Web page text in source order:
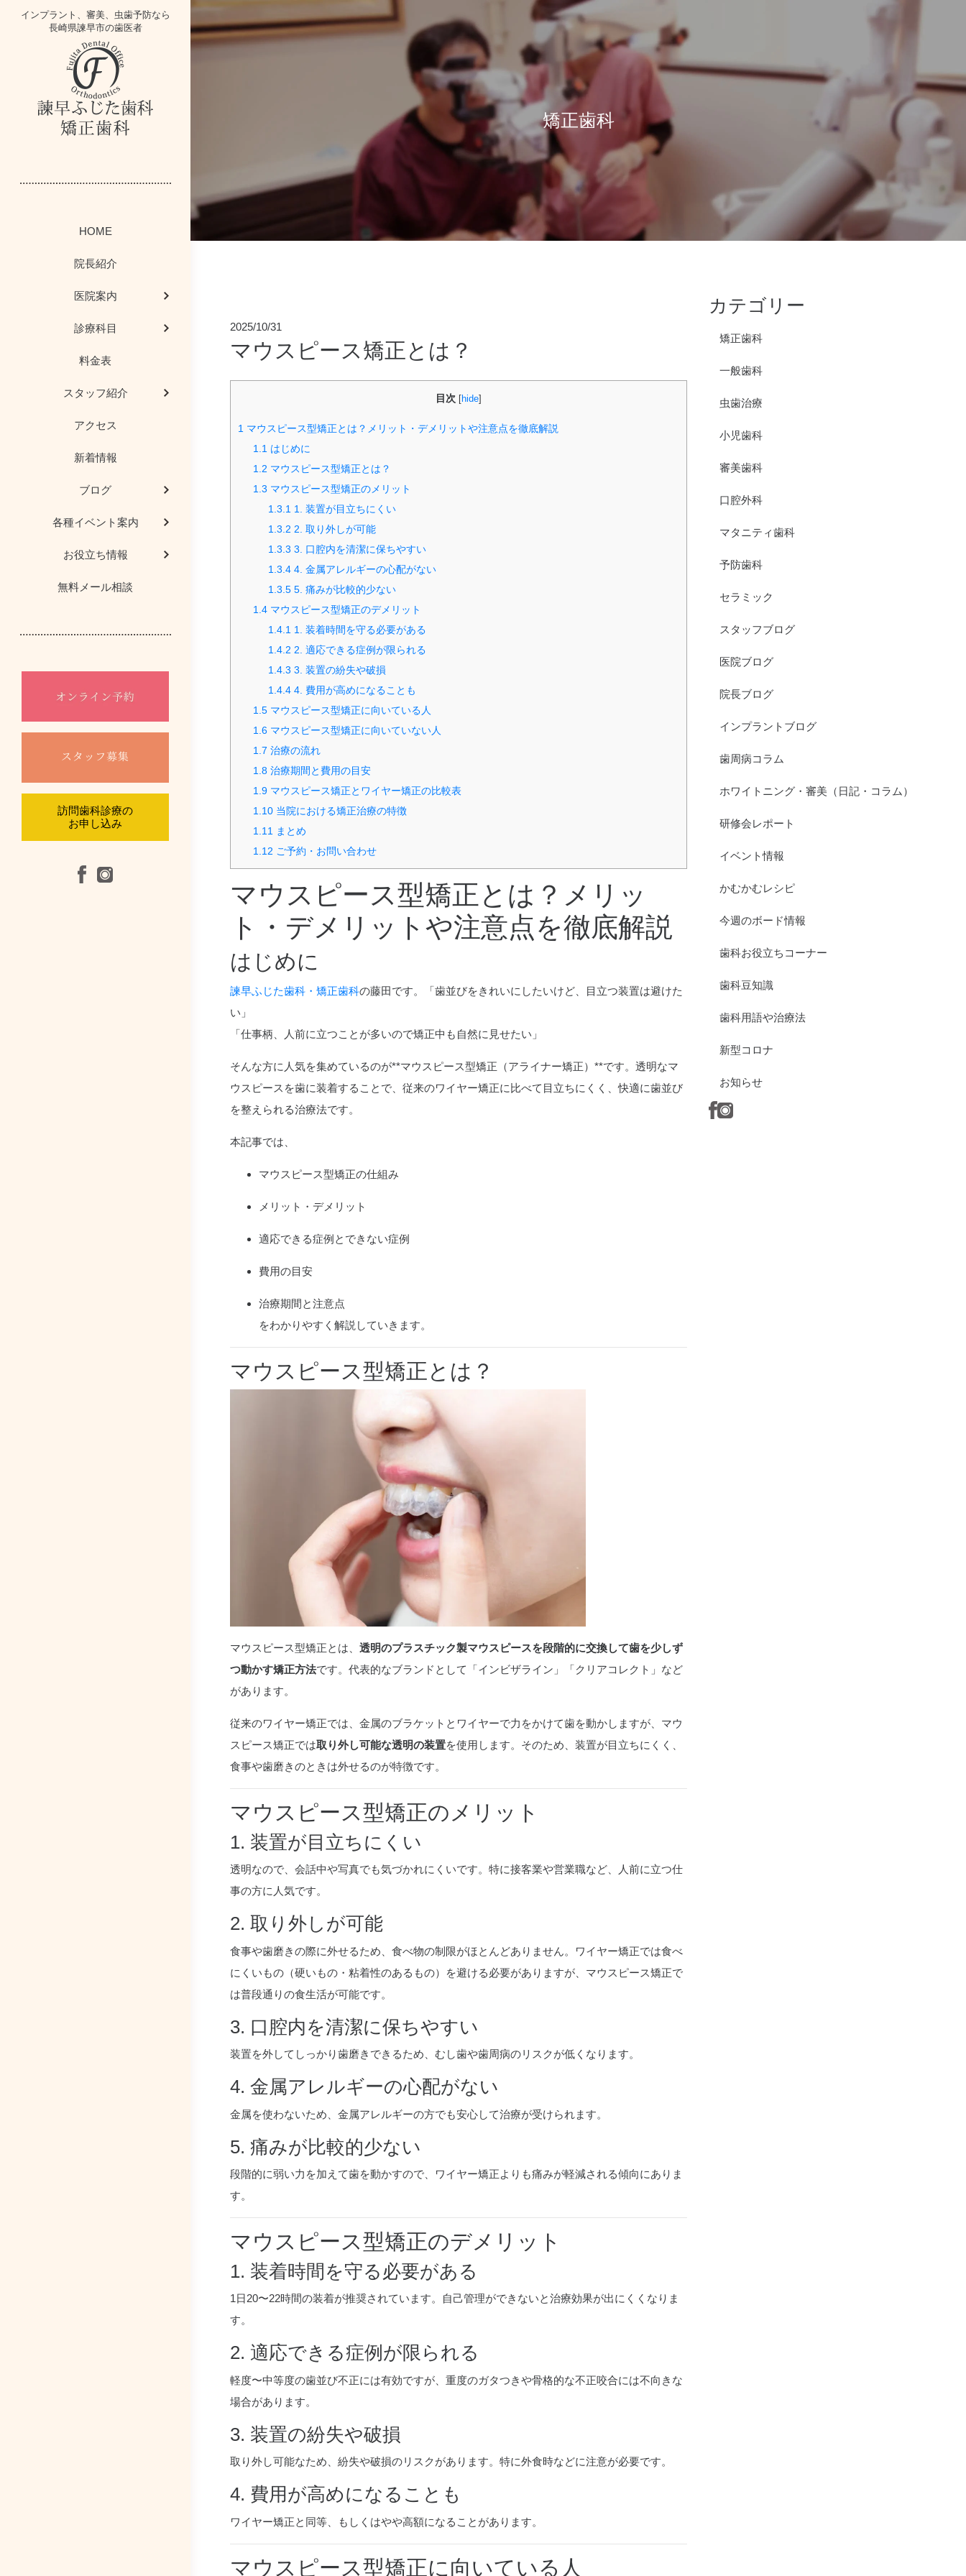
矯正歯科
インプラント、審美、虫歯予防なら
長崎県諫早市の歯医者
HOME
院長紹介
医院案内
院内紹介 徹底した滅菌
ポセイドンシステムその２
メディカルライトエアー
最新医療設備
歯科用ＣＴ
歯科保険医療機関の院内掲示
医療DX推進体制整備について
診療科目
歯周病治療
小児歯科
審美治療
歯茎の再生
入れ歯・義歯
ワンランク上の入れ歯
口腔外科
根管治療
摂食嚥下リハビリ
訪問診療
料金表
スタッフ紹介
院内掲示板
アクセス
新着情報
ブログ
インプラントブログ
歯周病コラム
院長ブログ
院長コラム
各種イベント案内
お役立ち情報
かむかむレシピ
歯科お役立ちコーナー
歯科豆知識
無料メール相談
訪問歯科診療の
お申し込み
2025/10/31
マウスピース矯正とは？
目次 [hide]
1 マウスピース型矯正とは？メリット・デメリットや注意点を徹底解説
1.1 はじめに
1.2 マウスピース型矯正とは？
1.3 マウスピース型矯正のメリット
1.3.1 1. 装置が目立ちにくい
1.3.2 2. 取り外しが可能
1.3.3 3. 口腔内を清潔に保ちやすい
1.3.4 4. 金属アレルギーの心配がない
1.3.5 5. 痛みが比較的少ない
1.4マウスピース型矯正のデメリット
1.4.1 1. 装着時間を守る必要がある
1.4.2 2. 適応できる症例が限られる
1.4.3 3. 装置の紛失や破損
1.4.4 4. 費用が高めになることも
1.5マウスピース型矯正に向いている人
1.6マウスピース型矯正に向いていない人
1.7 治療の流れ
1.8治療期間と費用の目安
1.9マウスピース矯正とワイヤー矯正の比較表
1.10当院における矯正治療の特徴
1.11
まとめ
1.12 ご予約・お問い合わせ
マウスピース型矯正とは？メリッ
ト・デメリットや注意点を徹底解説
はじめに
諫早ふじた歯科・矯正歯科の藤田です。「歯並びをきれいにしたいけど、目立つ装置は避けた
い」
「仕事柄、人前に立つことが多いので矯正中も自然に見せたい」
そんな方に人気を集めているのが**マウスピース型矯正（アライナー矯正）**です。透明なマ
ウスピースを歯に装着することで、従来のワイヤー矯正に比べて目立ちにくく、快適に歯並び
を整えられる治療法です。
本記事では、
マウスピース型矯正の仕組み
メリット・デメリット
適応できる症例とできない症例
費用の目安
治療期間と注意点
をわかりやすく解説していきます。
マウスピース型矯正とは？
マウスピース型矯正とは、 透明のプラスチック製マウスピースを段階的に交換して歯を少しず
つ動かす矯正方法です。代表的なブランドとして「インビザライン」「クリアコレクト」など
があります。
従来のワイヤー矯正では、金属のブラケットとワイヤーで力をかけて歯を動かしますが、マウ
スピース矯正では取り外し可能な透明の装置を使用します。そのため、装置が目立ちにくく、
食事や歯磨きのときは外せるのが特徴です。
マウスピース型矯正のメリット
1. 装置が目立ちにくい
透明なので、会話中や写真でも気づかれにくいです。特に接客業や営業職など、人前に立つ仕
事の方に人気です。
2. 取り外しが可能
食事や歯磨きの際に外せるため、食べ物の制限がほとんどありません。ワイヤー矯正では食べ
にくいもの（硬いもの・粘着性のあるもの）を避ける必要がありますが、マウスピース矯正で
は普段通りの食生活が可能です。
3. 口腔内を清潔に保ちやすい
装置を外してしっかり歯磨きできるため、むし歯や歯周病のリスクが低くなります。
4. 金属アレルギーの心配がない
金属を使わないため、金属アレルギーの方でも安心して治療が受けられます。
5. 痛みが比較的少ない
段階的に弱い力を加えて歯を動かすので、ワイヤー矯正よりも痛みが軽減される傾向にありま
す。
マウスピース型矯正のデメリット
1. 装着時間を守る必要がある
1日20〜22時間の装着が推奨されています。自己管理ができないと治療効果が出にくくなりま
す。
2. 適応できる症例が限られる
軽度〜中等度の歯並び不正には有効ですが、重度のガタつきや骨格的な不正咬合には不向きな
場合があります。
3. 装置の紛失や破損
取り外し可能なため、紛失や破損のリスクがあります。特に外食時などに注意が必要です。
4. 費用が高めになることも
ワイヤー矯正と同等、もしくはやや高額になることがあります。
マウスピース型矯正に向いている人
カテゴリー
矯正歯科
一般歯科
虫歯治療
小児歯科
審美歯科
口腔外科
マタニティ歯科
予防歯科
セラミック
スタッフブログ
医院ブログ
院長ブログ
インプラントブログ
歯周病コラム
ホワイトニング・審美（日記・コラム）
研修会レポート
イベント情報
かむかむレシピ
今週のボード情報
歯科お役立ちコーナー
歯科豆知識
歯科用語や治療法
新型コロナ
お知らせ